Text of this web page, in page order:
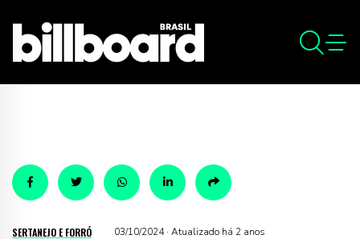
SERTANEJO E FORRÓ 03/10/2024 · Atualizado há 2 anos